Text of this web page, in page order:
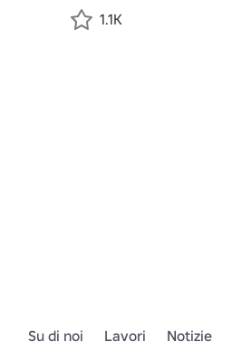
1.1K
Su di noi Lavori Notizie